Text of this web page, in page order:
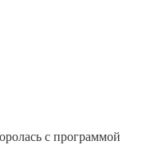
с программой